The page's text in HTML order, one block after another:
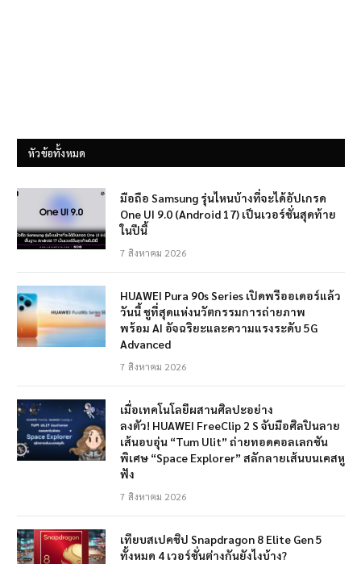
หัวข้อทั้งหมด
มือถือ Samsung รุ่นไหนบ้างที่จะได้อัปเกรด
One UI 9.0 (Android 17) เป็นเวอร์ชั่นสุดท้าย
ในปีนี้
7 สิงหาคม 2026
HUAWEI Pura 90s Series เปิดพรีออเดอร์แล้ว
วันนี้ ชูที่สุดแห่งนวัตกรรมการถ่ายภาพ
พร้อม AI อัจฉริยะและความแรงระดับ 5G
Advanced
7 สิงหาคม 2026
เมื่อเทคโนโลยีผสานศิลปะอย่าง
ลงตัว! HUAWEI FreeClip 2 S จับมือศิลปินลาย
เส้นอบอุ่น “Tum Ulit” ถ่ายทอดคอลเลกชัน
พิเศษ “Space Explorer” สลักลายเส้นบนเคสหู
ฟัง
7 สิงหาคม 2026
เทียบสเปคชิป Snapdragon 8 Elite Gen 5
ทั้งหมด 4 เวอร์ชั่นต่างกันยังไงบ้าง?